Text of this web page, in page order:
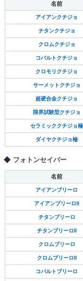
名前
アイアンクチジョ
チタンクチジョ
クロムクチジョ
コバルトクチジョ
クロモリクチジョ
サーメットクチジョ
超硬合金クチジョ
限界試験型クチジョ
セラミッククチジョ極
ダイヤクチジョ極
フォトンセイバー
名前
アイアンブリーロ
アイアンブリーロII
チタンブリーロ
チタンブリーロII
クロムブリーロ
クロムブリーロII
コバルトブリーロ